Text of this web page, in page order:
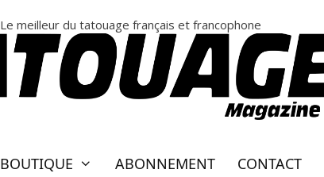
Le meilleur du tatouage français et francophone
BOUTIQUE ABONNEMENT CONTACT